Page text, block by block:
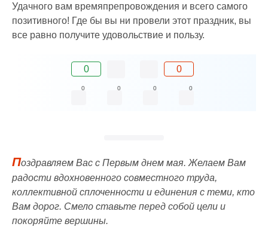
Удачного вам времяпрепровождения и всего самого
позитивного! Где бы вы ни провели этот праздник, вы
все равно получите удовольствие и пользу.
0 0
0 0 0 0
Поздравляем Вас с Первым днем мая. Желаем Вам
радости вдохновенного совместного труда,
коллективной сплоченности и единения с теми, кто
Вам дорог. Смело ставьте перед собой цели и
покоряйте вершины.